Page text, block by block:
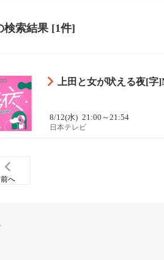
検索結果 [1件]
上田と女が吠える夜[
8/12(水) 21:00～21:54
日本テレビ
前へ